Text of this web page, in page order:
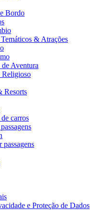
Bordo
Temáticos & Atrações
Aventura
Religioso
Resorts
carros
passagens
e Proteção de Dados